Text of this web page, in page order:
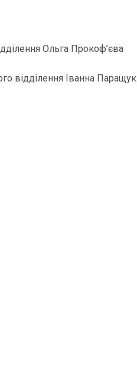
Ольга Прокоф’єва
відділення Іванна Паращук